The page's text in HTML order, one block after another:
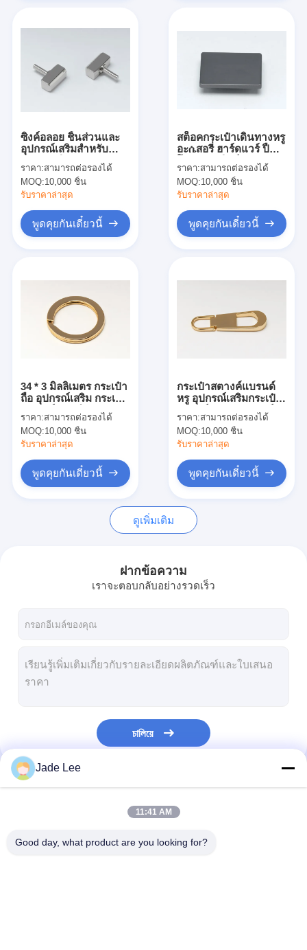
วิดีโอ
เกี่ยวกับเรา
การควบคุมคุณภาพ
ติดต่อเรา
ข่าว
ล็อคประตูเหล็กไร้ขัด
กล่องประตูเข้า
ล็อคประตูโรง
ปุ่มประตูกระบอก
หลอดล็อค
ซิงค์อลอย ชิ้นส่วนและ
อุปกรณ์เสริมสําหรับ
ราคา:สามารถต่อรองได้
MOQ:10,000 ชิ้น
รับราคาล่าสุด
พูดคุยกันเดี๋ยวนี้
สต็อคกระเป๋าเดินทางหรู
อะሴสอรี่ ฮาร์ดแวร์ ปืน
ราคา:สามารถต่อรองได้
MOQ:10,000 ชิ้น
รับราคาล่าสุด
พูดคุยกันเดี๋ยวนี้
34 * 3 มิลลิเมตร กระเป๋า
ถือ อุปกรณ์เสริม กระเป๋า
อุปกรณ์ การทํากระเป๋า
อุปกรณ์กุญแจแหวนสําห
รับกระเป๋า
ราคา:สามารถต่อรองได้
MOQ:10,000 ชิ้น
รับราคาล่าสุด
พูดคุยกันเดี๋ยวนี้
กระเป๋าสตางค์แบรนด์
หรู อุปกรณ์เสริมกระเป๋า
สตางค์กระเป๋าสตางค์
กระเป๋าสตางค์
ราคา:สามารถต่อรองได้
MOQ:10,000 ชิ้น
รับราคาล่าสุด
พูดคุยกันเดี๋ยวนี้
ดูเพิ่มเติม
ฝากข้อความ
เราจะตอบกลับอย่างรวดเร็ว
চালিয়ে
หมวดหมู่ของเรา
Jade Lee
11:41 AM
Good day, what product are you looking for?